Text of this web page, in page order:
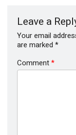
Leave a
Your email
are marked *
Comment*